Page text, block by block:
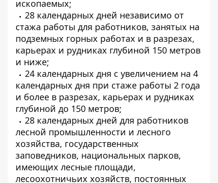
ископаемых;
28 календарных дней независимо от
стажа работы для работников, занятых на
подземных горных работах и ​​в разрезах,
карьерах и рудниках глубиной 150 метров
и ниже;
24 календарных дня с увеличением на 4
календарных дня при стаже работы 2 года
и более в разрезах, карьерах и рудниках
глубиной до 150 метров;
28 календарных дней для работников
лесной промышленности и лесного
хозяйства, государственных
заповедников, национальных парков,
имеющих лесные площади,
лесоохотничьих хозяйств, постоянных